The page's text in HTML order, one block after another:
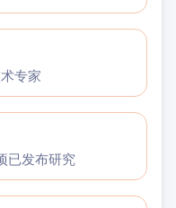
专家
已发布研究